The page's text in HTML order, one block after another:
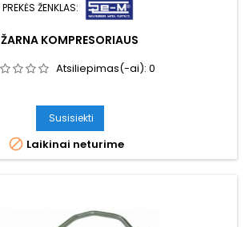
PREKĖS ŽENKLAS:
ŽARNA KOMPRESORIAUS
Atsiliepimas(-ai): 0
Susisiekti
 Laikinai neturime